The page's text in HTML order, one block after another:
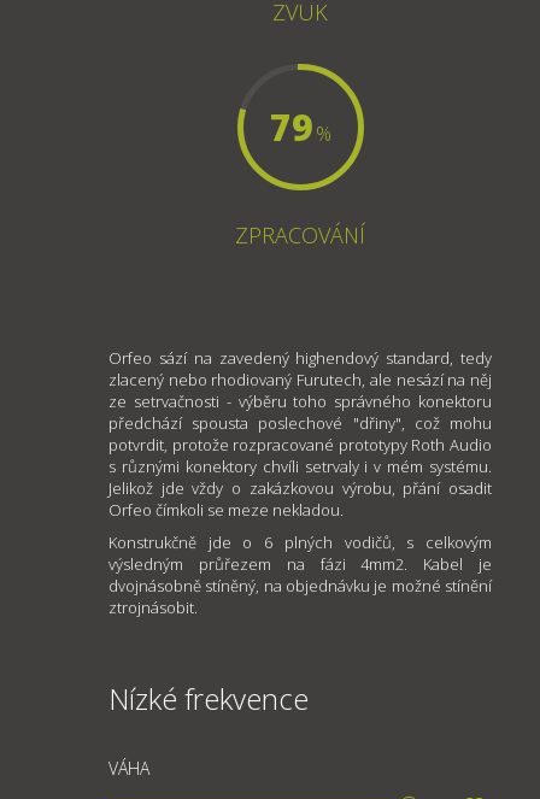
ZVUK
79%
ZPRACOVÁNÍ
Orfeo sází na zavedený highendový standard, tedy
zlacený nebo rhodiovaný Furutech, ale nesází na něj
ze setrvačnosti - výběru toho správného konektoru
předchází spousta poslechové "dřiny", což mohu
potvrdit, protože rozpracované prototypy Roth Audio
s různými konektory chvíli setrvaly i v mém systému.
Jelikož jde vždy o zakázkovou výrobu, přání osadit
Orfeo čímkoli se meze nekladou.
Konstrukčně jde o 6 plných vodičů, s celkovým
výsledným průřezem na fázi 4mm2. Kabel je
dvojnásobně stíněný, na objednávku je možné stínění
ztrojnásobit.
Nízké frekvence
VÁHA